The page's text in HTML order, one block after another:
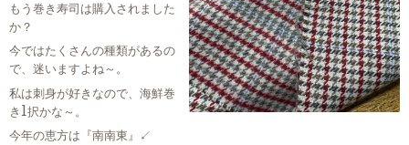
もう巻き寿司は購入されました
か？
今ではたくさんの種類があるの
で、迷いますよね～。
私は刺身が好きなので、海鮮巻
き1択かな～。
今年の恵方は『南南東』↙️